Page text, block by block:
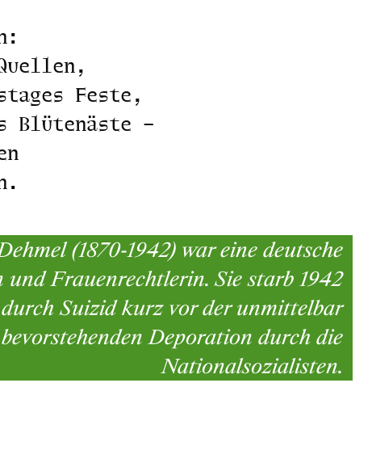
Feste,
Blütenäste –
(1870-1942) war eine deutsche
Frauenrechtlerin. Sie starb 1942
durch Suizid kurz vor der unmittelbar
bevorstehenden Deporation durch die
Nationalsozialisten.